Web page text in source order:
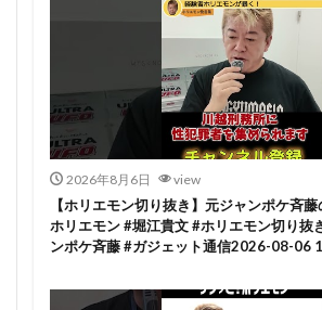
2026年8月6日 view
【ホリエモン切り抜き】元ジャンポケ斉
ホリエモン #堀江貴文 #ホリエモン切り
ンポケ斉藤 #ガジェット通信2026-08-06